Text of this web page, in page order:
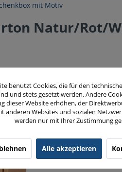
mit Motiv
Natur/Rot/
benutzt Cookies, die für den
und stets gesetzt werden. Andere
dieser Website erhöhen, der
anderen Websites und sozialen
werden nur mit Ihrer Zustimmung
Alle akzeptieren